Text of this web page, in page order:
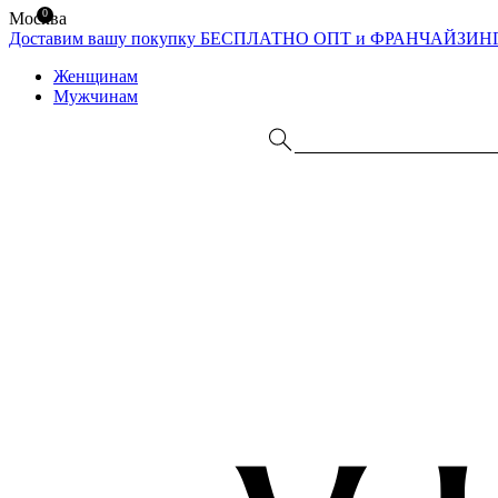
Москва
Доставим вашу покупку БЕСПЛАТНО ОПТ и
Женщинам
Мужчинам
0